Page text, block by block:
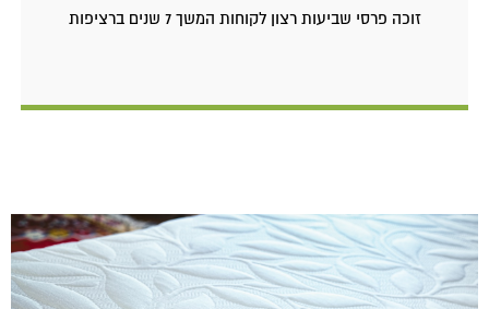
זוכה פרסי שביעות רצון לקוחות המשך 7 שנים ברציפות